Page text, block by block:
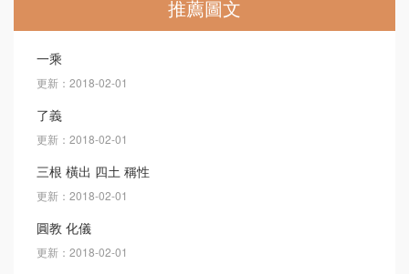
推薦圖文
一乘
更新：2018-02-01
了義
更新：2018-02-01
三根 橫出 四土 稱性
更新：2018-02-01
圓教 化儀
更新：2018-02-01